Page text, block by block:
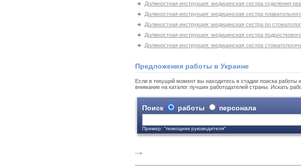
Должностная инструкция: медицинская сестра отделения
Должностная инструкция: медицинская сестра
Должностная инструкция: медицинская сестра по
Должностная инструкция: медицинская сестра
Должностная инструкция: медицинская сестра
Предложения работы в Украине
Если в текущий момент вы находитесь в стадии поиска
внимание на каталог лучших работодателей страны. Искать
Поиск работы персонала
Пример: "помощник руководителя"
-->